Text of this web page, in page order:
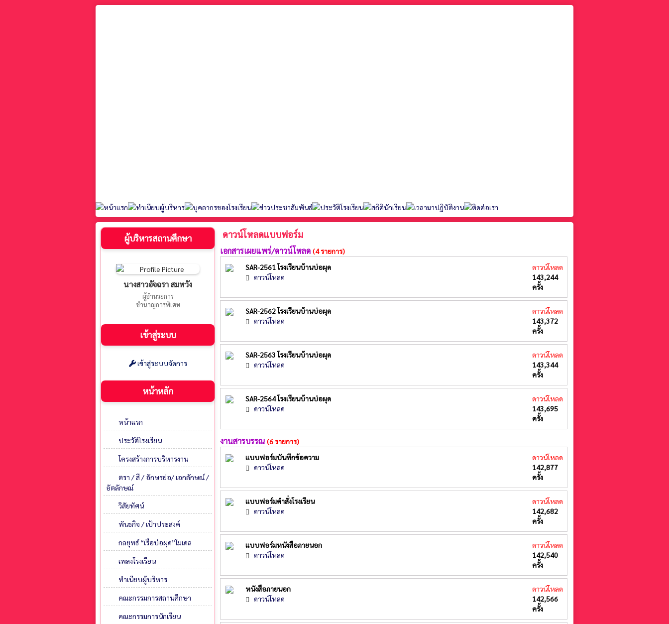
ผู้บริหารสถานศึกษา
นางสาวอัจฉรา สมหวัง
ผู้อำนวยการ
ชำนาญการพิเศษ
เข้าสู่ระบบ
เข้าสู่ระบบจัดการ
หน้าหลัก
หน้าแรก
ประวัติโรงเรียน
โครงสร้างการบริหารงาน
ตรา / สี / อักษรย่อ/ เอกลักษณ์ /
อัตลักษณ์
วิสัยทัศน์
พันธกิจ / เป้าประสงค์
กลยุทธ์ “เรือบ่อผุด”โมเดล
เพลงโรงเรียน
ทำเนียบผู้บริหาร
คณะกรรมการสถานศึกษา
คณะกรรมการนักเรียน
ดาวน์โหลดแบบฟอร์ม
เอกสารเผยแพร่/ดาวน์โหลด (4 รายการ)
SAR-2561 โรงเรียนบ้านบ่อผุด
ดาวน์โหลด
ดาวน์โหลด
143,244
ครั้ง
SAR-2562 โรงเรียนบ้านบ่อผุด
ดาวน์โหลด
ดาวน์โหลด
143,372
ครั้ง
SAR-2563 โรงเรียนบ้านบ่อผุด
ดาวน์โหลด
ดาวน์โหลด
143,344
ครั้ง
SAR-2564 โรงเรียนบ้านบ่อผุด
ดาวน์โหลด
ดาวน์โหลด
143,695
ครั้ง
งานสารบรรณ (6 รายการ)
แบบฟอร์มบันทึกข้อความ
ดาวน์โหลด
ดาวน์โหลด
142,877
ครั้ง
แบบฟอร์มคำสั่งโรงเรียน
ดาวน์โหลด
ดาวน์โหลด
142,682
ครั้ง
แบบฟอร์มหนังสือภายนอก
ดาวน์โหลด
ดาวน์โหลด
142,540
ครั้ง
หนังสือภายนอก
ดาวน์โหลด
ดาวน์โหลด
142,566
ครั้ง